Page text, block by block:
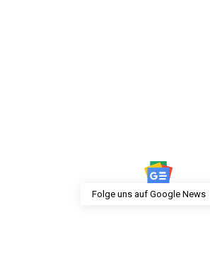
Folge uns auf Google News